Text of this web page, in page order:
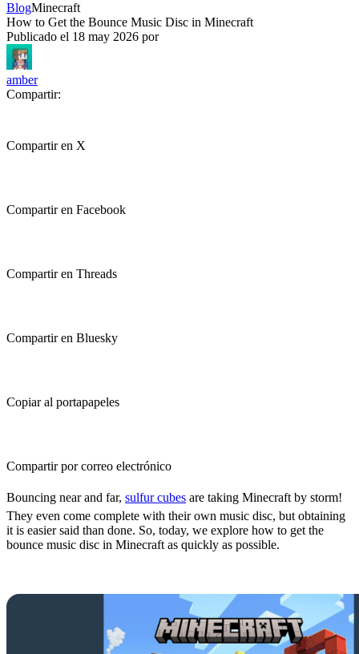
BlogMinecraft
How to Get the Bounce Music Disc in Minecraft
Publicado el 18 may 2026 por
amber
Compartir:
Compartir en X
Compartir en Facebook
Compartir en Threads
Compartir en Bluesky
Copiar al portapapeles
Compartir por correo electrónico
Bouncing near and far, sulfur cubes are taking Minecraft by storm!
They even come complete with their own music disc, but obtaining
it is easier said than done. So, today, we explore how to get the
bounce music disc in Minecraft as quickly as possible.